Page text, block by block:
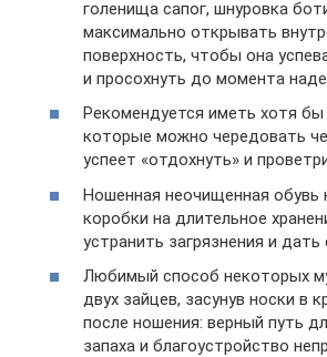
голенища сапог, шнуровка
максимально открывать
поверхность, чтобы она
и просохнуть до момента
Рекомендуется иметь хотя
которые можно чередовать
успеет «отдохнуть» и
Ношенная неочищенная обувь
коробки на длительное
устранить загрязнения и дать
Любимый способ некоторых
двух зайцев, засунув носки в
после ношения: верный путь
запаха и благоустройство